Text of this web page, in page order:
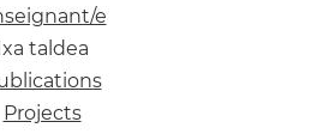
e
taldea
Projects